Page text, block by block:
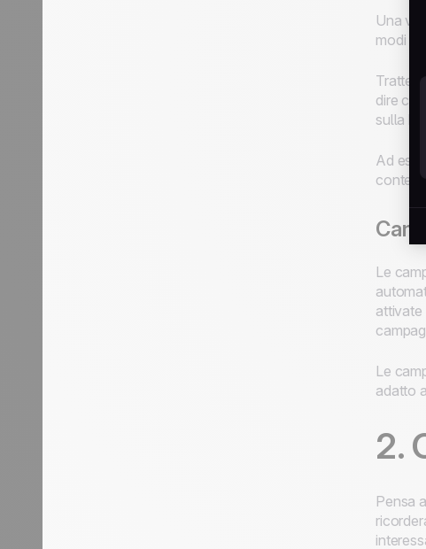
Una
modi
dire
sulla
Ad
Le
attivate
Le
adatto
2.
Pensa